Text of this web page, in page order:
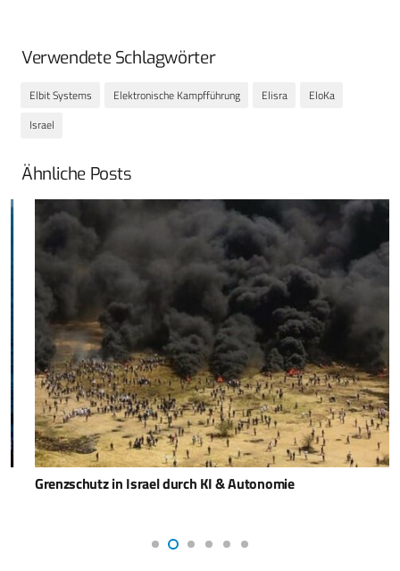
Verwendete Schlagwörter
Elbit Systems Elektronische Kampfführung Elisra
EloKa
Israel
Ähnliche Posts
Grenzschutz in Israel durch KI & Autonomie